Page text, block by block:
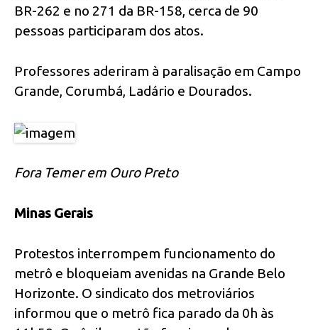
BR-262 e no 271 da BR-158, cerca de 90
pessoas participaram dos atos.
Professores aderiram à paralisação em Campo
Grande, Corumbá, Ladário e Dourados.
Fora Temer em Ouro Preto
Minas Gerais
Protestos interrompem funcionamento do
metrô e bloqueiam avenidas na Grande Belo
Horizonte. O sindicato dos metroviários
informou que o metrô fica parado da 0h às